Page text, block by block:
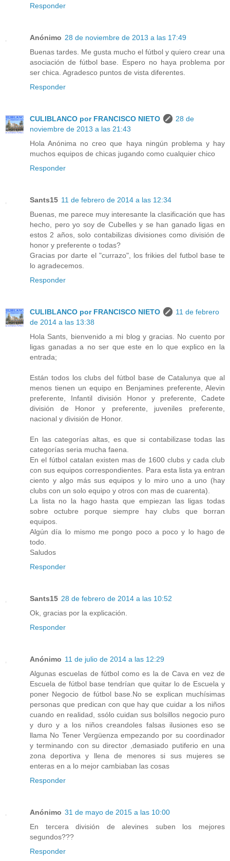
Responder
Anónimo 28 de noviembre de 2013 a las 17:49
Buenas tardes. Me gusta mucho el fútbol y quiero crear una
asociación de fútbol base. Espero no haya problema por
ser chica. Agradesco puntos de vista diferentes.
Responder
CULIBLANCO por FRANCISCO NIETO
28 de
noviembre de 2013 a las 21:43
Hola Anónima no creo que haya ningún problema y hay
muchos equipos de chicas jugando como cualquier chico
Responder
Sants15 11 de febrero de 2014 a las 12:34
Buenas, me parece muy interesante la clasificación que has
hecho, pero yo soy de Cubelles y se han ganado ligas en
estos 2 años, solo contabilizas divisiones como división de
honor y preferente o todas?
Gracias por darte el "currazo", los frikies del futbol base te
lo agradecemos.
Responder
CULIBLANCO por FRANCISCO NIETO
11 de febrero
de 2014 a las 13:38
Hola Sants, bienvenido a mi blog y gracias. No cuento por
ligas ganadas a no ser que este en lo que explico en la
entrada;
Están todos los clubs del fútbol base de Catalunya que al
menos tienen un equipo en Benjamines preferente, Alevin
preferente, Infantil división Honor y preferente, Cadete
división de Honor y preferente, juveniles preferente,
nacional y división de Honor.
En las categorías altas, es que si contabilizase todas las
categorías seria mucha faena.
En el fútbol catalan existen mas de 1600 clubs y cada club
con sus equipos correspondientes. Para esta lista ya entran
ciento y algo más sus equipos y lo miro uno a uno (hay
clubs con un solo equipo y otros con mas de cuarenta).
La lista no la hago hasta que empiezan las ligas todas
sobre octubre porque siempre hay clubs que borran
equipos.
Algún día lo mismo me pongo poco a poco y lo hago de
todo.
Saludos
Responder
Sants15 28 de febrero de 2014 a las 10:52
Ok, gracias por la explicación.
Responder
Anónimo 11 de julio de 2014 a las 12:29
Algunas escuelas de fútbol como es la de Cava en vez de
Escuela de fútbol base tendrían que quitar lo de Escuela y
poner Negocio de fútbol base.No se explican muchísimas
personas que predican con que hay que cuidar a los niños
cuando en realidad, ssólo cuidan sus bolsillos negocio puro
y duro y a los niños creandoles falsas ilusiones eso se
llama No Tener Vergüenza empezando por su coordinador
y terminando con su director ,demasiado putiferio en una
zona deportiva y llena de menores si sus mujeres se
enteras en a lo mejor cambiaban las cosas
Responder
Anónimo 31 de mayo de 2015 a las 10:00
En tercera división de alevines suben los mejores
segundos???
Responder